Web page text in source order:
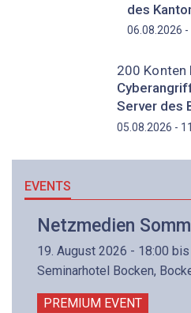
des
06.08.2026 -
200
Server des
05.08.2026 -
EVENTS
Netzmedien
19. August 2026 - 18:00
Seminarhotel Bocken,
PREMIUM EVENT